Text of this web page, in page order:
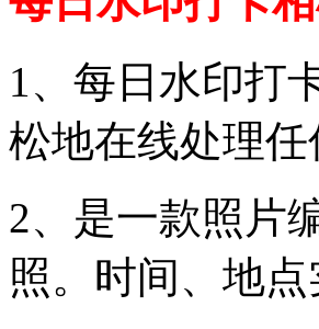
1、每日水印打
松地在线处理
2、是一款照片
照。时间、地